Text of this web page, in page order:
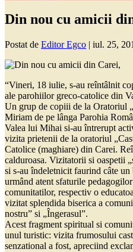
Din nou cu amicii
Postat de Editor Egco | iul. 25,
“Vineri, 18 iulie, s-au reîntâlnit
ale parohiilor greco-catolice din
Un grup de copiii de la Oratoriul
Miriam de pe lânga Parohia
Valea lui Mihai si-au întrerupt
vizita prietenii de la oratoriul
Catolice (maghiare) din Carei.
calduroasa. Vizitatorii si oaspetii
si s-au îndeletnicit faurind câte
urmând atent sfaturile
comunitatilor, respectiv o
vizitat splendida biserica a
nostru” si „Îngerasul”.
Acest fragment spiritual si
unul turistic: vizita frumosului
senzational a fost, apreciind